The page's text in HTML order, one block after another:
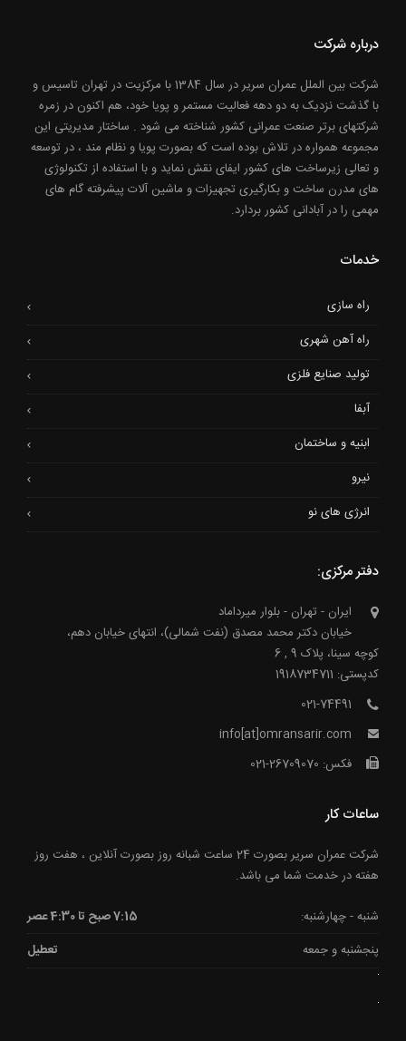
درباره شرکت
شرکت بین الملل عمران سریر در سال 1384 با مرکزیت در تهران تاسیس و
با گذشت نزدیک به دو دهه فعالیت مستمر و پویا خود، هم اکنون در زمره
شرکتهای برتر صنعت عمرانی کشور شناخته می شود . ساختار مدیریتی این
مجموعه همواره در تلاش بوده است که بصورت پویا و نظام مند ، در توسعه
و تعالی زیرساخت های کشور ایفای نقش نماید و با استفاده از تکنولوژی
های مدرن ساخت و بکارگیری تجهیزات و ماشین آلات پیشرفته گام های
مهمی را در آبادانی کشور بردارد.
خدمات
راه سازی
راه آهن شهری
تولید صنایع فلزی
آبفا
ابنیه و ساختمان
نیرو
انرژی های نو
دفتر مرکزی:
ایران - تهران - بلوار میرداماد
خیابان دکتر محمد مصدق (نفت شمالی)، انتهای خیابان دهم،
کوچه سینا، پلاک 9 , 6
کدپستی: 1918734711
021-74491
info[at]omransarir.com
فکس: 26709070-021
ساعات کار
شرکت عمران سریر بصورت 24 ساعت شبانه روز بصورت آنلاین ، هفت روز
هفته در خدمت شما می باشد.
شنبه - چهارشنبه:
7:15 صبح تا 4:30 عصر
پنجشنبه و جمعه
تعطیل